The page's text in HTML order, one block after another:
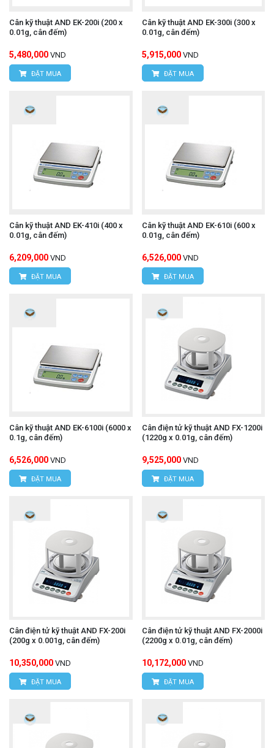
Cân kỹ thuật AND EK-200i (200 x
0.01g, cân đếm)
5,480,000 VND
ĐẶT MUA
Cân kỹ thuật AND EK-300i (300 x
0.01g, cân đếm)
5,915,000 VND
ĐẶT MUA
Cân kỹ thuật AND EK-410i (400 x
0.01g, cân đếm)
6,209,000 VND
ĐẶT MUA
Cân kỹ thuật AND EK-610i (600 x
0.01g, cân đếm)
6,526,000 VND
ĐẶT MUA
Cân kỹ thuật AND EK-6100i (6000 x
0.1g, cân đếm)
6,526,000 VND
ĐẶT MUA
Cân điện tử kỹ thuật AND FX-1200i
(1220g x 0.01g, cân đếm)
9,525,000 VND
ĐẶT MUA
Cân điện tử kỹ thuật AND FX-200i
(200g x 0.001g, cân đếm)
10,350,000 VND
ĐẶT MUA
Cân điện tử kỹ thuật AND FX-2000i
(2200g x 0.01g, cân đếm)
10,172,000 VND
ĐẶT MUA